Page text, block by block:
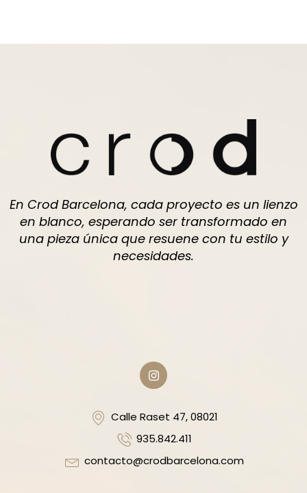
En Crod Barcelona, cada proyecto es un lienzo
en blanco, esperando ser transformado en
una pieza única que resuene con tu estilo y
necesidades.
Calle Raset 47, 08021
935.842.411
contacto@crodbarcelona.com